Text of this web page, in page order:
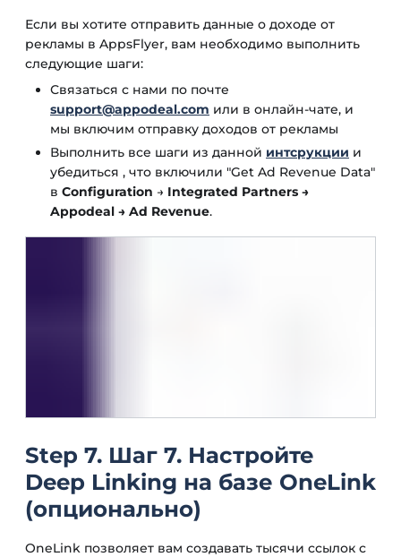
Если вы хотите отправить данные о доходе от
рекламы в AppsFlyer, вам необходимо выполнить
следующие шаги:
Связаться с нами по почте
support@appodeal.com или в онлайн-чате, и
мы включим отправку доходов от рекламы
Выполнить все шаги из данной интсрукции и
убедиться , что включили "Get Ad Revenue Data"
в Configuration → Integrated Partners →
Appodeal → Ad Revenue.
Step 7. Шаг 7. Настройте
Deep Linking на базе OneLink
(опционально)
OneLink позволяет вам создавать тысячи ссылок с